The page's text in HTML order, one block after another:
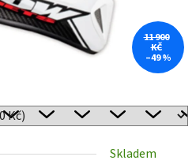
Skladem
11 900
KČ
–49 %